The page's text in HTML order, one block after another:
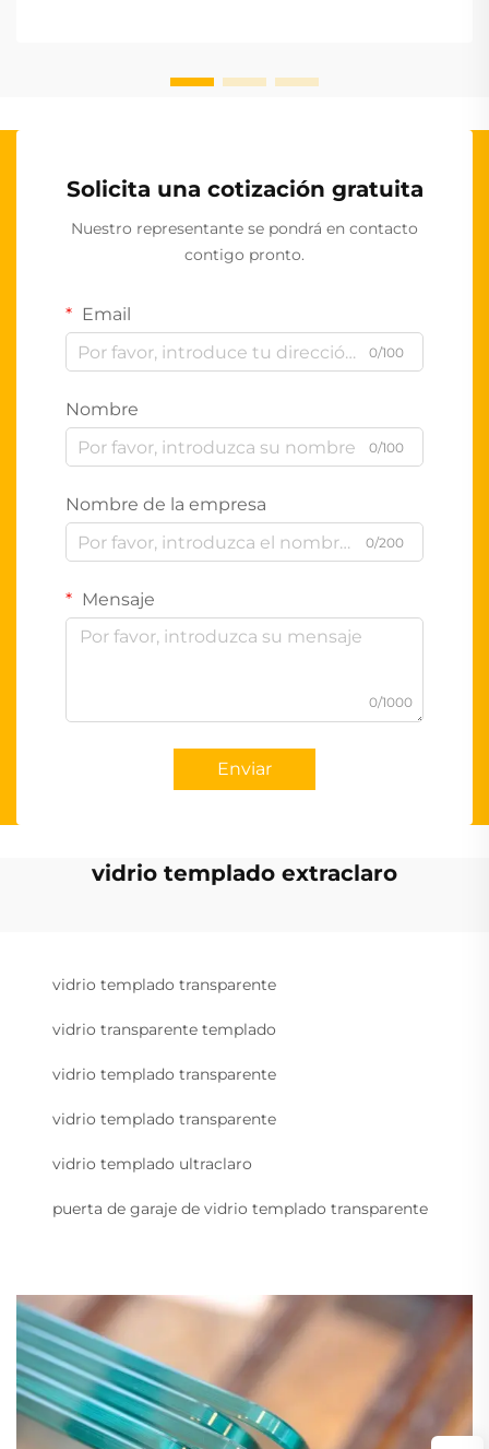
Solicita una cotización gratuita
Nuestro representante se pondrá en contacto
contigo pronto.
Email
0/100
Nombre
0/100
Nombre de la empresa
0/200
Mensaje
0/1000
Enviar
vidrio templado extraclaro
vidrio templado transparente
vidrio transparente templado
vidrio templado transparente
vidrio templado transparente
vidrio templado ultraclaro
puerta de garaje de vidrio templado transparente